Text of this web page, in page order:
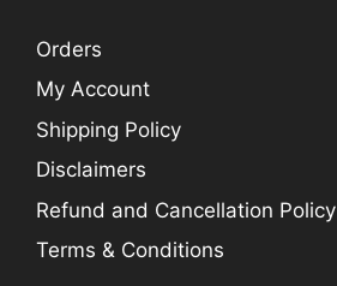
Orders
My Account
Shipping Policy
Disclaimers
Refund and Cancellation Policy
Terms & Conditions